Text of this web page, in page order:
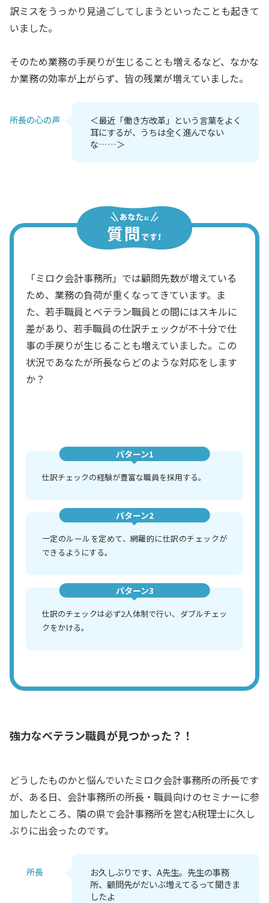
訳ミスをうっかり見過ごしてしまうといったことも起きて
いました。
そのため業務の手戻りが生じることも増えるなど、なかな
か業務の効率が上がらず、皆の残業が増えていました。
所長の心の声
＜最近「働き方改革」という言葉をよく
耳にするが、うちは全く進んでない
な……＞
「ミロク会計事務所」では顧問先数が増えている
ため、業務の負荷が重くなってきています。ま
た、若手職員とベテラン職員との間にはスキルに
差があり、若手職員の仕訳チェックが不十分で仕
事の手戻りが生じることも増えていました。この
状況であなたが所長ならどのような対応をします
か？
パターン1
仕訳チェックの経験が豊富な職員を採用する。
パターン2
一定のルールを定めて、網羅的に仕訳のチェックが
できるようにする。
パターン3
仕訳のチェックは必ず2人体制で行い、ダブルチェッ
クをかける。
強力なベテラン職員が見つかった？！
どうしたものかと悩んでいたミロク会計事務所の所長です
が、ある日、会計事務所の所長・職員向けのセミナーに参
加したところ、隣の県で会計事務所を営むA税理士に久し
ぶりに出会ったのです。
所長
お久しぶりです、A先生。先生の事務
所、顧問先がだいぶ増えてるって聞きま
したよ